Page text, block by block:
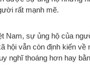
rất mạnh mẽ.
Nam, sự ủng hộ của
hội vẫn còn định kiến
nghĩ thoáng hơn hay